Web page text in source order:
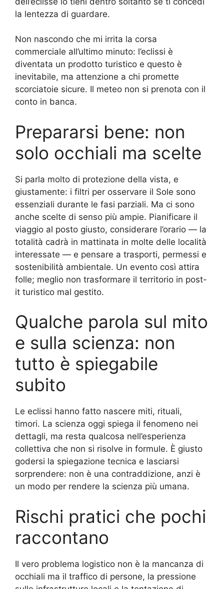
la lentezza di guardare.
Non nascondo che mi irrita la corsa
commerciale all’ultimo minuto: l’eclissi è
diventata un prodotto turistico e questo è
inevitabile, ma attenzione a chi promette
scorciatoie sicure. Il meteo non si prenota con il
conto in banca.
Prepararsi bene: non
solo occhiali ma scelte
Si parla molto di protezione della vista, e
giustamente: i filtri per osservare il Sole sono
essenziali durante le fasi parziali. Ma ci sono
anche scelte di senso più ampie. Pianificare il
viaggio al posto giusto, considerare l’orario — la
totalità cadrà in mattinata in molte delle località
interessate — e pensare a trasporti, permessi e
sostenibilità ambientale. Un evento così attira
folle; meglio non trasformare il territorio in post-
it turistico mal gestito.
Qualche parola sul mito
e sulla scienza: non
tutto è spiegabile
subito
Le eclissi hanno fatto nascere miti, rituali,
timori. La scienza oggi spiega il fenomeno nei
dettagli, ma resta qualcosa nell’esperienza
collettiva che non si risolve in formule. È giusto
godersi la spiegazione tecnica e lasciarsi
sorprendere: non è una contraddizione, anzi è
un modo per rendere la scienza più umana.
Rischi pratici che pochi
raccontano
Il vero problema logistico non è la mancanza di
occhiali ma il traffico di persone, la pressione